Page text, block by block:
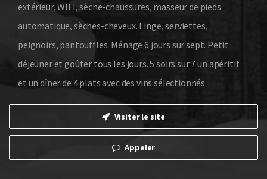
extérieur, WIFI, sèche-chaussures, masseur de pieds
automatique, sèches-cheveux. Linge, serviettes,
peignoirs, pantouffles. Ménage 6 jours sur sept. Petit
déjeuner et goûter tous les jours. 5 soirs sur 7 un apéritif
et un dîner de 4 plats avec des vins sélectionnés.
Visiter le site
Appeler